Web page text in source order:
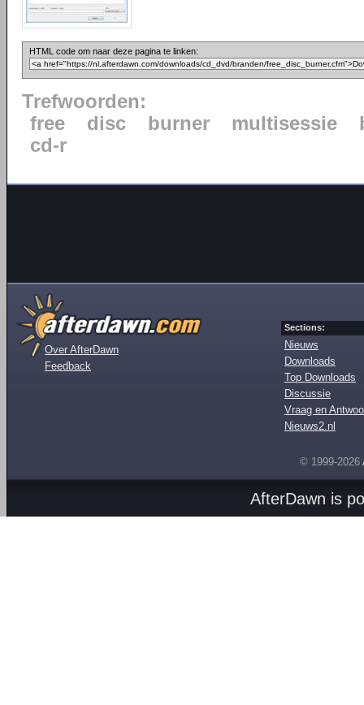
HTML code om naar deze pagina te linken:
Trefwoorden:
free
disc burner multisessie
cd-r
Over AfterDawn
Feedback
Sections:
Nieuws
Downloads
Top Downloads
Discussie
Vraag en
Nieuws2.nl
© 1999-2026
AfterDawn is